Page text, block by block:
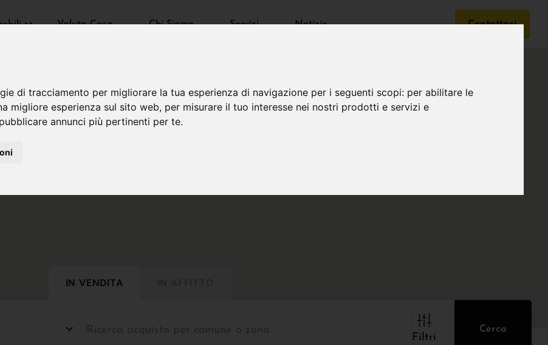
di tracciamento per migliorare la tua esperienza di navigazione per i seguenti scopi: per abilitare le
migliore esperienza sul sito web, per misurare il tuo interesse nei nostri prodotti e servizi e
annunci più pertinenti per te.
Valuta Casa Chi Siamo Servizi Notizie Contattaci
IN VENDITA
Filtri
Cerca